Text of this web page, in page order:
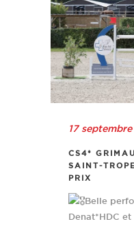
17
CS4*
SAINT-
PRIX
Belle
Denat*HDC